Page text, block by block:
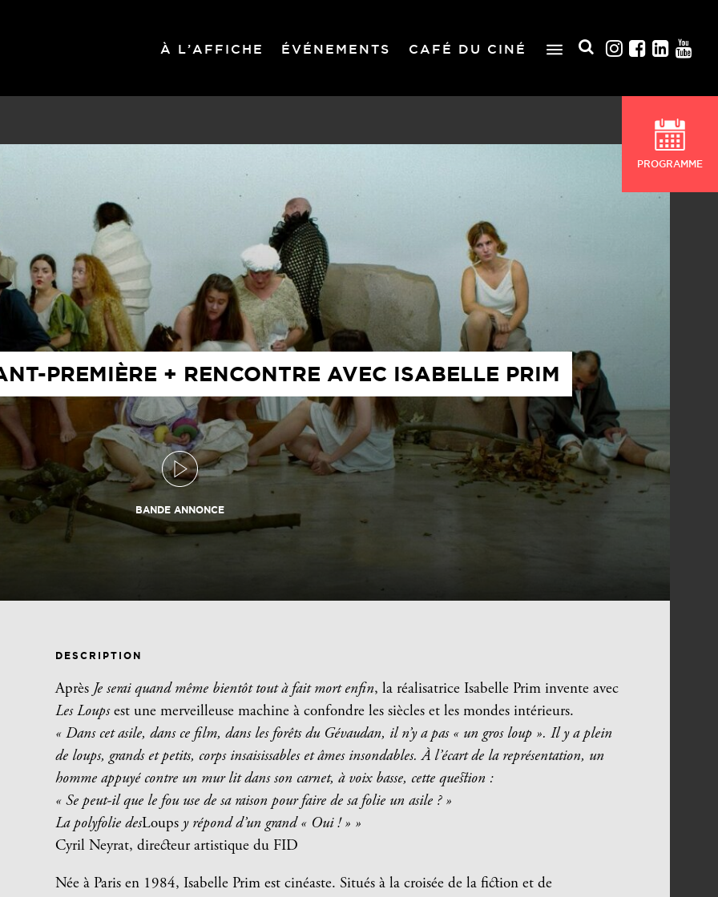
À L’AFFICHE ÉVÉNEMENTS CAFÉ DU CINÉ
PROGRAMME
PREMIÈRE + RENCONTRE AVEC ISABELLE PRIM
BANDE ANNONCE
DESCRIPTION
Après Je serai quand même bientôt tout à fait mort enfin, la réalisatrice Isabelle Prim invente avec
Les Loupsest une merveilleuse machine à confondre les siècles et les mondes intérieurs.
« Dans cet asile, dans ce film, dans les forêts du Gévaudan, il n’y a pas « un gros loup ». Il y a plein
de loups, grands et petits, corps insaisissables et âmes insondables. À l’écart de la représentation, un
homme appuyé contre un mur lit dans son carnet, à voix basse, cette question :
« Se peut-il que le fou use de sa raison pour faire de sa folie un asile ? »
La polyfolie desLoups y répond d’un grand « Oui ! » »
Cyril Neyrat, directeur artistique du FID
Née à Paris en 1984, Isabelle Prim est cinéaste. Situés à la croisée de la fiction et de